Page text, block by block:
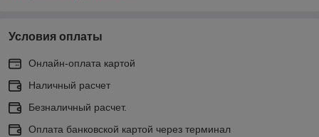
Условия оплаты
Онлайн-оплата картой
Наличный расчет
Безналичный расчет.
Оплата банковской картой через терминал